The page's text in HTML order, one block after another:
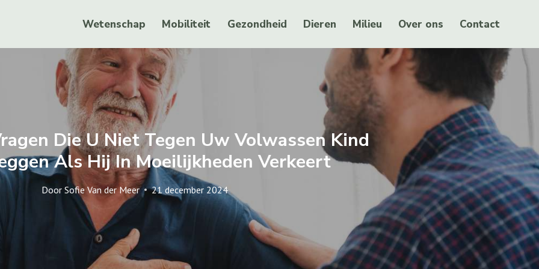
Wetenschap Mobiliteit Gezondheid Dieren Milieu Over ons Contact
Die U Niet Tegen Uw Volwassen Kind
Als Hij In Moeilijkheden Verkeert
Door Sofie Van der Meer 21 december 2024